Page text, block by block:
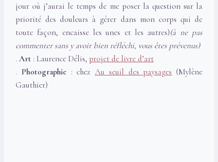
jour où j’aurai le temps de me poser la question sur la
priorité des douleurs à gérer dans mon corps qui de
toute façon, encaisse les unes et les autres)(à ne pas
commenter sans y avoir bien réfléchi, vous êtes prévenus)
. Art : Laurence Délis, projet de livre d’art
. Photographie : chez Au seuil des paysages (Mylène
Gauthier)